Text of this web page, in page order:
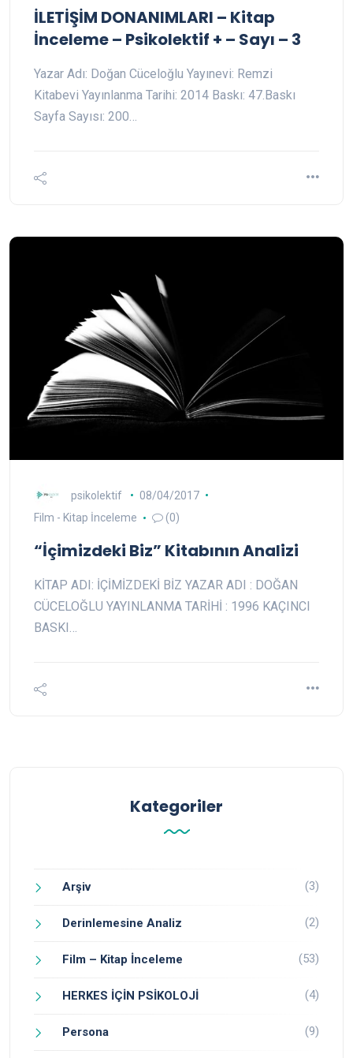
İLETİŞİM DONANIMLARI – Kitap
İnceleme – Psikolektif + – Sayı – 3
Yazar Adı: Doğan Cüceloğlu Yayınevi: Remzi
Kitabevi Yayınlanma Tarihi: 2014 Baskı: 47.Baskı
Sayfa Sayısı: 200…
psikolektif
08/04/2017
Film - Kitap İnceleme
(0)
“İçimizdeki Biz” Kitabının Analizi
KİTAP ADI: İÇİMİZDEKİ BİZ YAZAR ADI : DOĞAN
CÜCELOĞLU YAYINLANMA TARİHİ : 1996 KAÇINCI
BASKI…
Kategoriler
Arşiv (3)
Derinlemesine Analiz (2)
Film – Kitap İnceleme (53)
HERKES İÇİN PSİKOLOJİ (4)
Persona (9)